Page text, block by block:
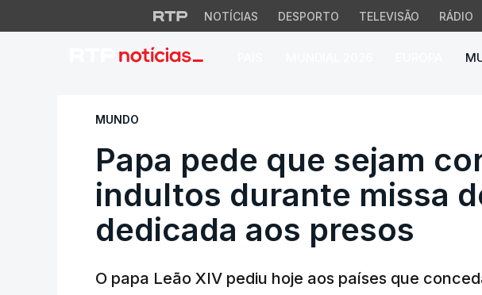
NOTÍCIAS DESPORTO TELEVISÃO RÁDIO
Papa pede que sejam
MUNDO
Papa pede que sejam
indultos durante missa
dedicada aos presos
O papa Leão XIV pediu hoje aos países que